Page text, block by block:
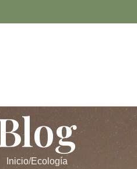
Inicio Ecología